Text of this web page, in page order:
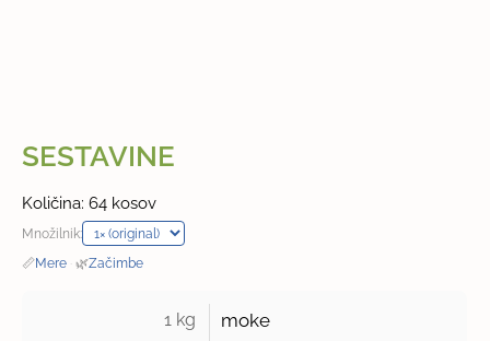
SESTAVINE
Količina: 64 kosov
Množilnik:
📏Mere · 🌿Začimbe
1 kg moke